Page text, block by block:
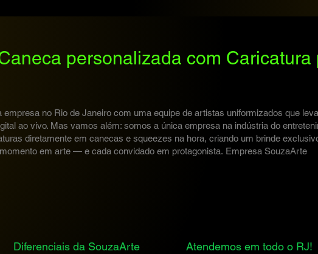
personalizada com Caricatura
empresa no Rio de Janeiro com uma equipe de artistas uniformizados que
ao vivo. Mas vamos além: somos a única empresa na indústria do
diretamenteem canecas e squeezes na hora, criando um brinde
em arte — e cada convidado em protagonista. Empresa SouzaArte
Diferenciais da SouzaArte
Atendemos em todo o RJ!